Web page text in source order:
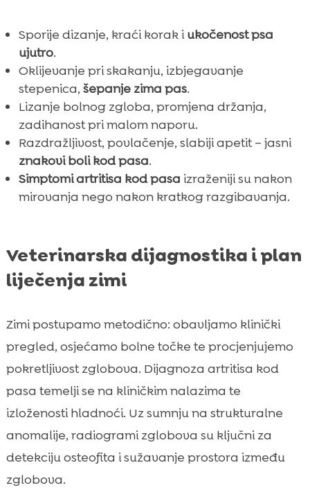
Sporije dizanje, kraći korak iukočenost psa
ujutro.
Oklijevanje pri skakanju, izbjegavanje
stepenica, šepanje zima pas.
Lizanje bolnog zgloba, promjena držanja,
zadihanost pri malom naporu.
Razdražljivost, povlačenje, slabiji apetit – jasni
znakovi boli kod pasa.
Simptomi artritisa kod pasa izraženiji su nakon
mirovanja nego nakon kratkog razgibavanja.
Veterinarska dijagnostika i plan
liječenja zimi
Zimi postupamo metodično: obavljamo klinički
pregled, osjećamo bolne točke te procjenjujemo
pokretljivost zglobova. Dijagnoza artritisa kod
pasa temelji se na kliničkim nalazima te
izloženosti hladnoći. Uz sumnju na strukturalne
anomalije, radiogrami zglobova su ključni za
detekciju osteofita i sužavanje prostora između
zglobova.